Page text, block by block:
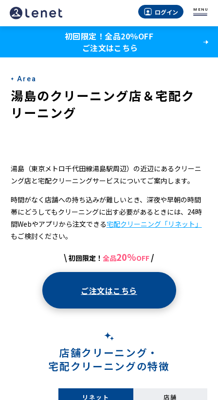
湯
島
ク
リ
ー
店
＆
宅
配
ク
ログイン MENU
初回限定！全品20％OFF
ご注文はこちら
Area
湯島のクリーニング店＆宅配ク
リーニング
湯島（東京メトロ千代田線湯島駅周辺）の近辺にあるクリーニ
ング店と宅配クリーニングサービスについてご案内します。
時間がなく店舗への持ち込みが難しいとき、深夜や早朝の時間
帯にどうしてもクリーニングに出す必要があるときには、24時
間Webやアプリから注文できる宅配クリーニング「リネット」
もご検討ください。
\ 初回限定！ 全品20%OFF /
ご注文はこちら
店舗クリーニング・
宅配クリーニングの特徴
リネット 店舗